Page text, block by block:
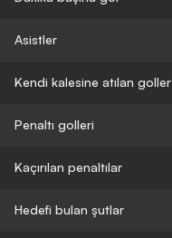
Asistler
Kendi kalesine atılan goller
Penaltı golleri
Kaçırılan penaltılar
Hedefi bulan şutlar